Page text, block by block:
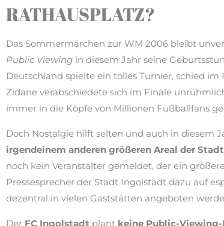
RATHAUSPLATZ?
Das Sommermärchen zur WM 2006 bleibt
Public Viewing in diesem Jahr seine
Deutschland spielte ein tolles Turnier, schied
Zidane verabschiedete sich im Finale
immer in die Köpfe von Millionen Fußballfans
Doch Nostalgie hilft selten und auch in diesem
irgendeinem anderen größeren Areal der Stadt
noch kein Veranstalter gemeldet, der ein
Pressesprecher der Stadt Ingolstadt dazu auf
dezentral in vielen Gaststätten angeboten
Der FC Ingolstadt plant keine Public-Viewing-